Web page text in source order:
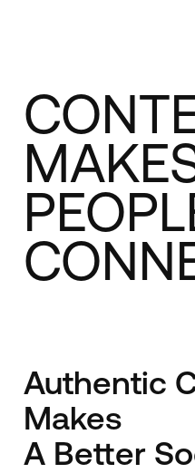
HAPPY
Authentic
Makes
A Better